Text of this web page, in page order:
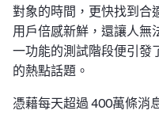
對象的時間，更快找到合
用戶倍感新鮮，還讓人無
一功能的測試階段便引發
的熱點話題。
憑藉每天超過 400萬條消